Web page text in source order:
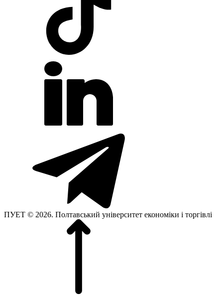
ПУЕТ © 2026. Полтавський університет економіки і торгівлі